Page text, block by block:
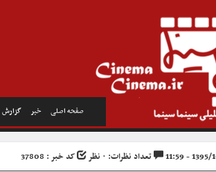
صفحه اصلی خبر گزارش
تعداد نظرات: ۰ نظر کد خبر : 37808